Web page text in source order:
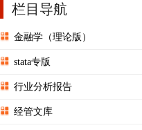
栏目导航
金融学（理论版）
stata专版
行业分析报告
经管文库